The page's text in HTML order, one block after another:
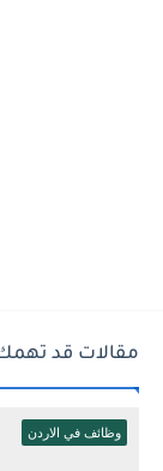
مقالات قد
وظائف في الاردن